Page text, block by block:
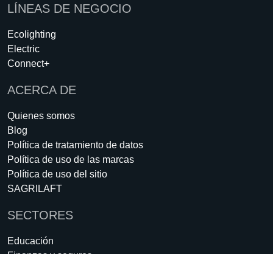
LÍNEAS DE NEGOCIO
Ecolighting
Electric
Connect+
ACERCA DE
Quienes somos
Blog
Política de tratamiento de datos
Política de uso de las marcas
Política de uso del sitio
SAGRILAFT
SECTORES
Educación